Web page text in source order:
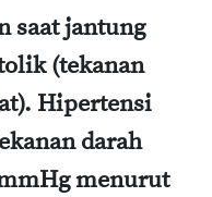
saat jantung
(tekanan
Hipertensi
darah
menurut